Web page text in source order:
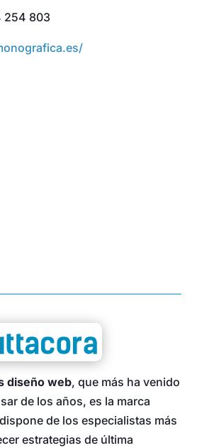
254 803
diseño web, que más ha venido
de los años, es la marca
de los especialistas más
estrategias de última